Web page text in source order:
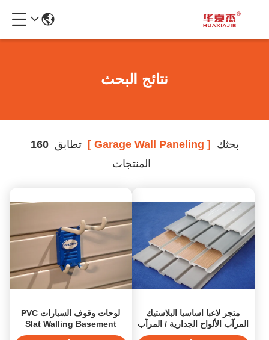
نتائج البحث
بحثك [ Garage Wall Paneling ] تطابق160
المنتجات
متجر لاعبا اساسيا البلاستيك
المرآب الألواح الجدارية / المرآب
حائط رفوف
لوحات وقوف السيارات PVC
Slat Walling Basement
Garage Wall Wallels